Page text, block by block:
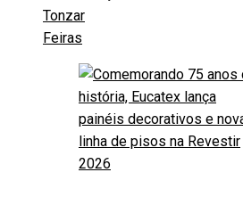
Tonzar
Feiras